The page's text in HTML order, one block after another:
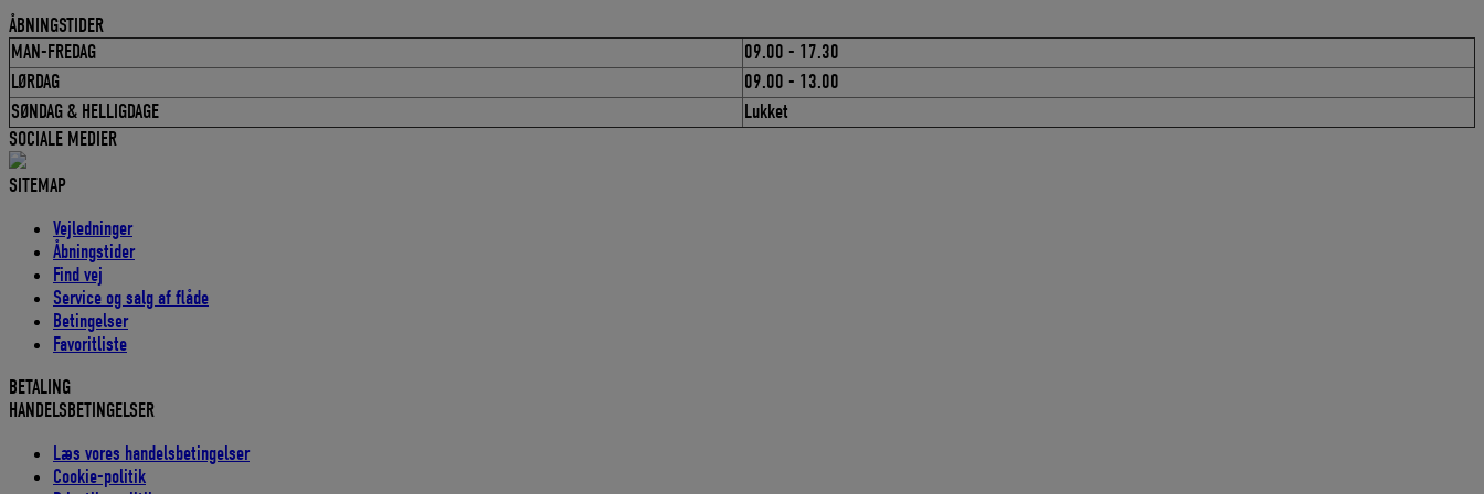
ÅBNINGSTIDER
MAN-FREDAG
09.00 - 17.30
LØRDAG
09.00 - 13.00
SØNDAG & HELLIGDAGE
Lukket
SOCIALE MEDIER
SITEMAP
Vejledninger
Åbningstider
Find vej
Service og salg af flåde
Betingelser
Favoritliste
BETALING
HANDELSBETINGELSER
Læs vores handelsbetingelser
Cookie-politik